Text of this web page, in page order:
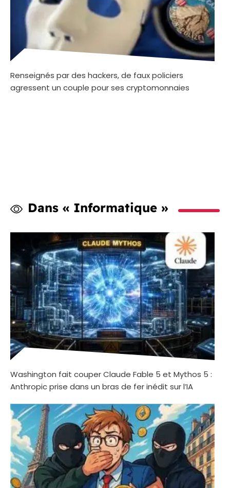
Renseignés par des hackers, de faux policiers
agressent un couple pour ses cryptomonnaies
Dans « Informatique »
Washington fait couper Claude Fable 5 et Mythos 5 :
Anthropic prise dans un bras de fer inédit sur l’IA